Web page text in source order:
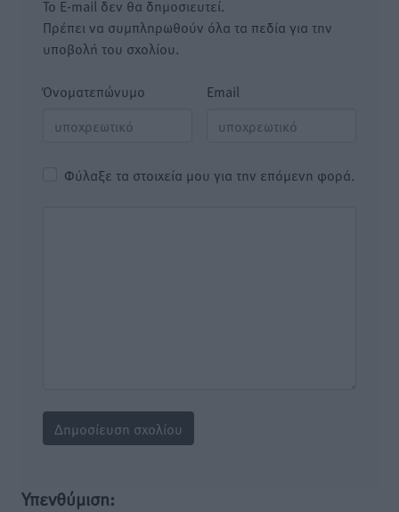
Το E-mail δεν θα δημοσιευτεί.
Πρέπει να συμπληρωθούν όλα τα πεδία για την
υποβολή του σχολίου.
Όνοματεπώνυμο Email
Φύλαξε τα στοιχεία μου για την επόμενη φορά.
Υπενθύμιση: